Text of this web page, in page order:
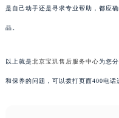
是自己动手还是寻求专业帮助，都应
品。
以上就是北京宝玑售后服务中心为您
和保养的问题，可以拨打页面400电话